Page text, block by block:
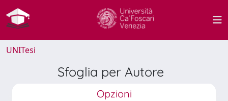
UNITesi
Sfoglia per Autore
Opzioni